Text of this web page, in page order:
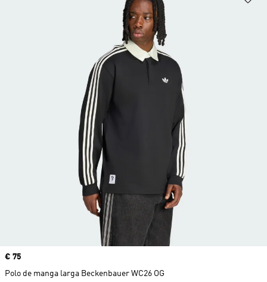
Precio
€ 75
Polo de manga larga Beckenbauer WC26 OG